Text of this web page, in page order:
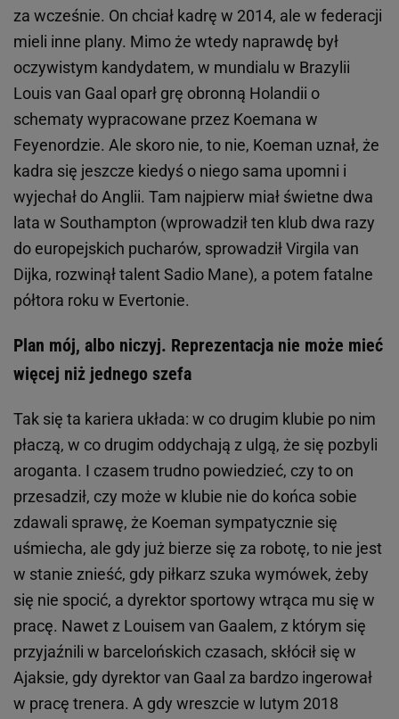
za wcześnie. On chciał kadrę w 2014, ale w federacji
mieli inne plany. Mimo że wtedy naprawdę był
oczywistym kandydatem, w mundialu w Brazylii
Louis van Gaal oparł grę obronną Holandii o
schematy wypracowane przez Koemana w
Feyenordzie. Ale skoro nie, to nie, Koeman uznał, że
kadra się jeszcze kiedyś o niego sama upomni i
wyjechał do Anglii. Tam najpierw miał świetne dwa
lata w Southampton (wprowadził ten klub dwa razy
do europejskich pucharów, sprowadził Virgila van
Dijka, rozwinął talent Sadio Mane), a potem fatalne
półtora roku w Evertonie.
Plan mój, albo niczyj. Reprezentacja nie może mieć
więcej niż jednego szefa
Tak się ta kariera układa: w co drugim klubie po nim
płaczą, w co drugim oddychają z ulgą, że się pozbyli
aroganta. I czasem trudno powiedzieć, czy to on
przesadził, czy może w klubie nie do końca sobie
zdawali sprawę, że Koeman sympatycznie się
uśmiecha, ale gdy już bierze się za robotę, to nie jest
w stanie znieść, gdy piłkarz szuka wymówek, żeby
się nie spocić, a dyrektor sportowy wtrąca mu się w
pracę. Nawet z Louisem van Gaalem, z którym się
przyjaźnili w barcelońskich czasach, skłócił się w
Ajaksie, gdy dyrektor van Gaal za bardzo ingerował
w pracę trenera. A gdy wreszcie w lutym 2018